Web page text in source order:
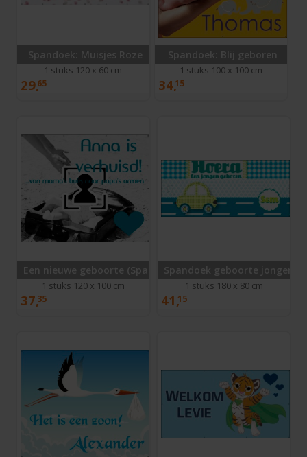
Spandoek: Muisjes Roze
1 stuks 120 x 60 cm
29,65
Spandoek: Blij geboren
1 stuks 100 x 100 cm
34,15
Een nieuwe geboorte (Spandoek)
1 stuks 120 x 100 cm
37,35
Spandoek geboorte jongen
1 stuks 180 x 80 cm
41,15